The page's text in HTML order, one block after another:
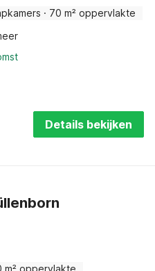
· 70 m² oppervlakte
Details bekijken
m² oppervlakte